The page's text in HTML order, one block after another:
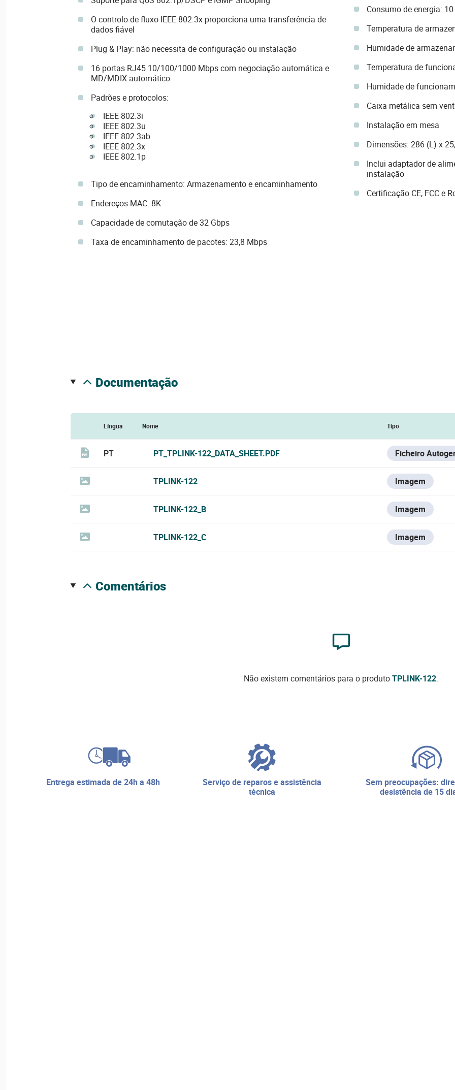
O controlo de fluxo IEEE 802.3x proporciona uma transferência de
dados fiável
Plug & Play: não necessita de configuração ou instalação
16 portas RJ45 10/100/1000 Mbps com negociação automática e
MD/MDIX automático
Padrões e protocolos:
IEEE 802.3i
IEEE 802.3u
IEEE 802.3ab
IEEE 802.3x
IEEE 802.1p
Tipo de encaminhamento: Armazenamento e encaminhamento
Endereços MAC: 8K
Capacidade de comutação de 32 Gbps
Taxa de encaminhamento de pacotes: 23,8 Mbps
Consumo de energia:
Temperatura de
Humidade de
Temperatura de
Humidade de
Caixa metálica sem
Instalação em mesa
Dimensões: 286 (L) x
Inclui adaptador de
instalação
Certificação CE, FCC e
documentação
Língua Nome Tipo
PT PT_TPLINK-122_DATA_SHEET.PDF Ficheiro
TPLINK-122 Imagem
TPLINK-122_B Imagem
TPLINK-122_C Imagem
comentários
Não existem comentários para o produtoTPLINK-122.
entrega estimada de 24h a 48h
serviço de reparos e assistência
técnica
sem preocupações: direito de
desistência de 15